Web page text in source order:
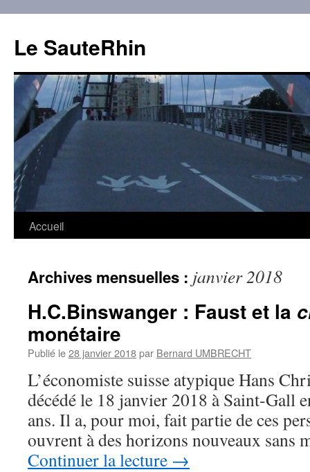
contenu
Le SauteRhin
Accueil
Archives mensuelles : janvier 2018
H.C.Binswanger : Faust et la
monétaire
Publié le28 janvier 2018par Bernard UMBRECHT
L’économiste suisse atypique Hans
décédé le 18 janvier 2018 à Saint-Gall
ans. Il a, pour moi, fait partie de ces
ouvrent à des horizons nouveaux sans
Continuer la lecture →